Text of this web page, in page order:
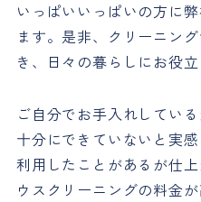
いっぱいいっぱいの方に
ます。是非、クリーニン
き、日々の暮らしにお役
ご自分でお手入れしてい
十分にできていないと実
利用したことがあるが仕
ウスクリーニングの料金